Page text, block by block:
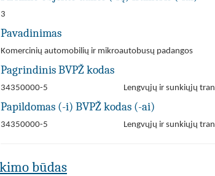
3
Pavadinimas
Komercinių automobilių ir mikroautobusų padangos
Pagrindinis BVPŽ kodas
34350000-5 Lengvųjų ir sunkiųjų
Papildomas (-i) BVPŽ kodas (-ai)
34350000-5 Lengvųjų ir sunkiųjų
būdas